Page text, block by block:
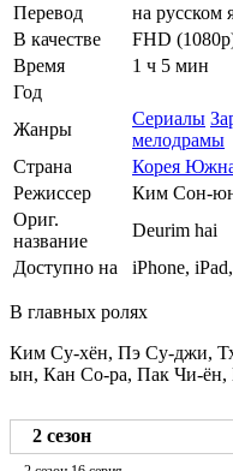
Перевод
на русском
В качестве
FHD
Время
1 ч 5 мин
Год
Жанры
Сериалы
мелодрамы
Страна
Корея
Режиссер
Ким Сон-
Ориг.
название
Deurim hai
Доступно на
iPhone,
В главных ролях
Ким Су-хён, Пэ Су-джи,
ын, Кан Со-ра, Пак Чи-
2 сезон